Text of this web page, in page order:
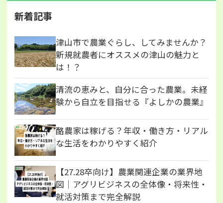
新着記事
津山市で農業ぐらし、してみませんか？
新規就農者にオススメの津山の魅力と
は！？
清流の恵みと、自分に合った農業。未経
験から自立を目指せる『よしかの農業』
酪農家は稼げる？年収・働き方・リアル
な生活をわかりやすく紹介
【27.28卒向け】農業関連企業の業界地
図｜アグリビジネスの全体像・将来性・
就活対策まで完全解説